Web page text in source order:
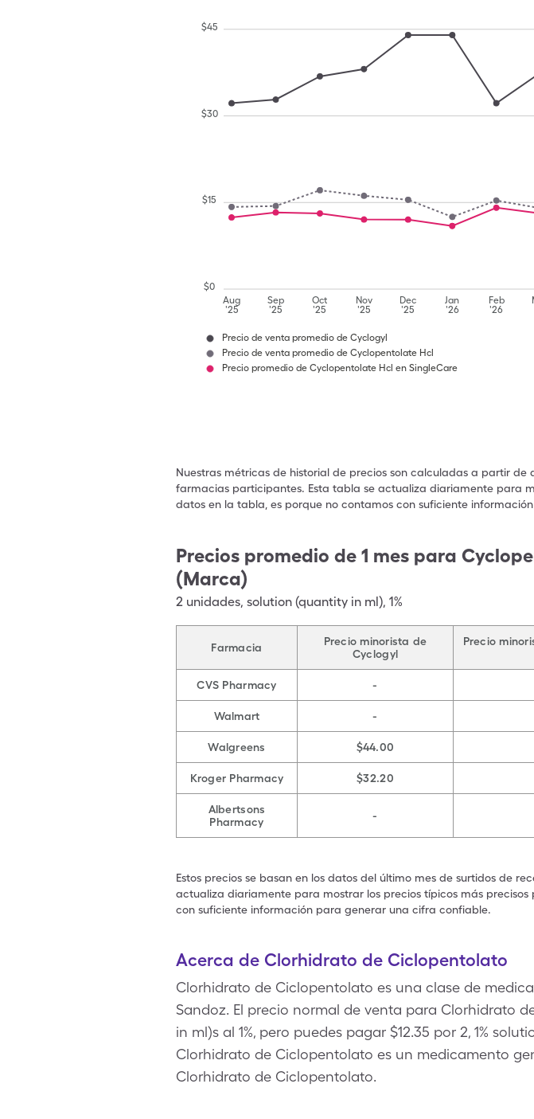
Aug
'25
Sep
'25
Oct
'25
Nov
'25
Dec
'25
Jan
'26
Feb
'26
$0
$15
$30
$45
Precio de venta promedio de Cyclogyl
Precio de venta promedio de Cyclopentolate Hcl
Precio promedio de Cyclopentolate Hcl en SingleCare
Nuestras métricas de historial de precios son calculadas a partir
farmacias participantes. Esta tabla se actualiza diariamente para
datos en la tabla, es porque no contamos con suficiente
Precios promedio de 1 mes para
(Marca)
2 unidades, solution (quantity in ml), 1%
Farmacia
Precio minorista de
Cyclogyl
Precio
CVS Pharmacy -
Walmart -
Walgreens $44.00
Kroger Pharmacy $32.20
Albertsons
Pharmacy
-
Estos precios se basan en los datos del último mes de surtidos de
actualiza diariamente para mostrar los precios típicos más
con suficiente información para generar una cifra confiable.
Acerca de Clorhidrato de Ciclopentolato
Clorhidrato de Ciclopentolato es una clase de
Sandoz. El precio normal de venta para Clorhidrato
in ml)s al 1%, pero puedes pagar $12.35 por 2, 1%
Clorhidrato de Ciclopentolato es un medicamento
Clorhidrato de Ciclopentolato.